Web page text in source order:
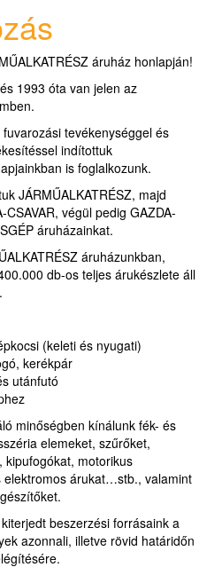
áruház honlapján!
1993 óta van jelen az
tevékenységgel és
indítottuk
is foglalkozunk.
JÁRMŰALKATRÉSZ, majd
végül pedig GAZDA-
áruházainkat.
áruházunkban,
db-os teljes árukészlete áll
(keleti és nyugati)
kerékpár
utánfutó
minőségben kínálunk fék- és
elemeket, szűrőket,
kipufogókat, motorikus
elektromos árukat…stb., valamint
beszerzési forrásaink a
azonnali, illetve rövid határidőn